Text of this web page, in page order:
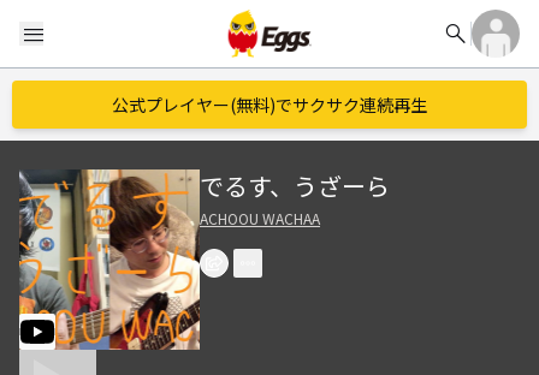
menu search
公式プレイヤー(無料)でサクサク連続再生
でるす、うざーら
ACHOOU WACHAA